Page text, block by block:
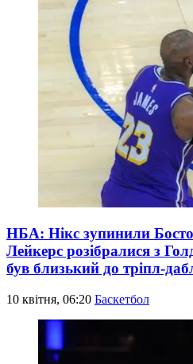
НБА: Нікс зупинили
Лейкерс розібралися з
був близький до тріпл-
10 квітня, 06:20 Баскетбол